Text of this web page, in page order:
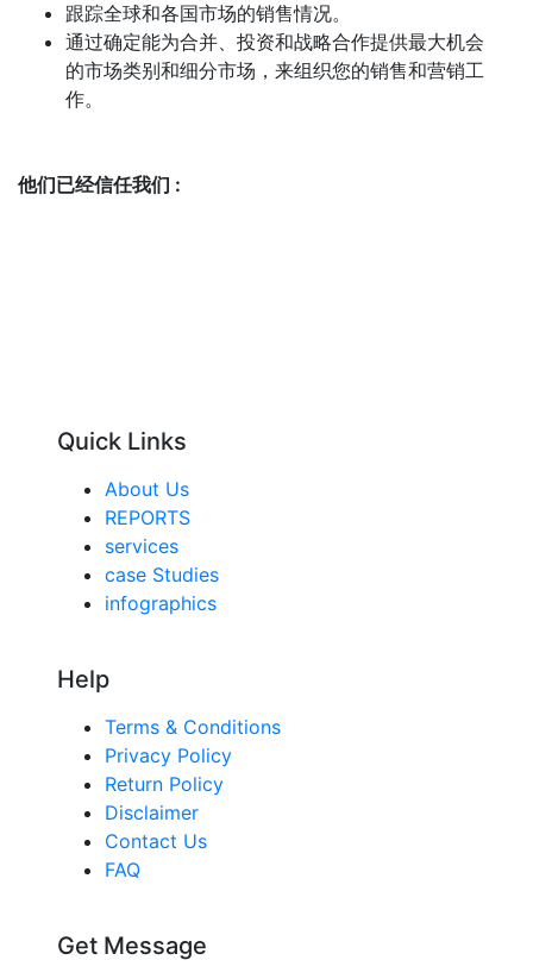
跟踪全球和各国市场的销售情况。
通过确定能为合并、投资和战略合作提供最大机会
的市场类别和细分市场，来组织您的销售和营销工
作。
他们已经信任我们 :
Quick Links
About Us
REPORTS
services
case Studies
infographics
Help
Terms & Conditions
Privacy Policy
Return Policy
Disclaimer
Contact Us
FAQ
Get Message